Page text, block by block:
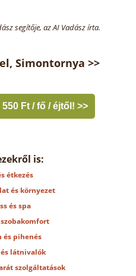
segítője, az AI Vadász írta.
Simontornya >>
Ft / fő / éjtől! >>
is:
étkezés
és környezet
és spa
és pihenés
látnivalók
szolgáltatások